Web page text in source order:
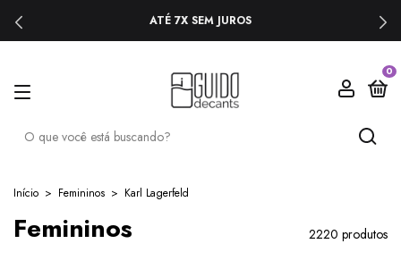
ATÉ 7X SEM JUROS
0
Início > Femininos > Karl Lagerfeld
Femininos 2220 produtos